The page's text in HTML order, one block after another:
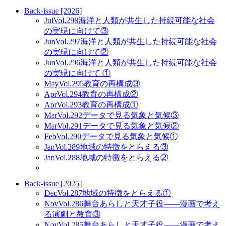
Back-issue [2026]
JulVol.298海洋と人類が共生した持続可能な社会
の実現に向けて③
JunVol.297海洋と人類が共生した持続可能な社会
の実現に向けて②
JunVol.296海洋と人類が共生した持続可能な社会
の実現に向けて ①
MayVol.295教育の再構成③
AprVol.294教育の再構成②
AprVol.293教育の再構成①
MarVol.292データで見る気象と気候③
MarVol.291 データで見る気象と気候②
FebVol.290データで見る気象と気候①
JanVol.289地域の特徴をとらえる③
JanVol.288地域の特徴をとらえる②
Back-issue [2025]
DecVol.287地域の特徴をとらえる①
NovVol.286舞台あらしと天才子役——漫画で考え
る演劇と教育③